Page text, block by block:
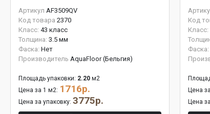
Артикул AF3509QV
Код товара 2370
Класс: 43 класс
Толщина: 3.5 мм
Фаска: Нет
Производитель AquaFloor (Бельгия)
Площадь упаковки: 2.20 м2
Цена за 1 м2: 1716р.
Цена за упаковку: 3775р.
Код
Класс:
Фаска:
Цена
Цена